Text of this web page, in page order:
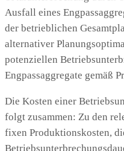
Ausfall eines
der betrieblichen
alternativer
potenziellen
Engpassaggregate gemäß
Die Kosten einer
folgt zusammen: Zu den
fixen Produktionskosten,